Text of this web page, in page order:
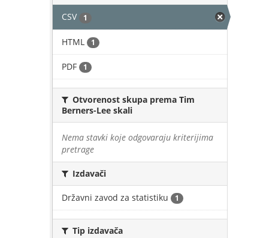
CSV 1
HTML 1
PDF 1
Otvorenost skupa prema Tim
Berners-Lee skali
Nema stavki koje odgovaraju kriterijima
pretrage
Izdavači
Državni zavod za statistiku 1
Tip izdavača